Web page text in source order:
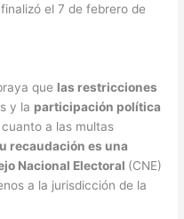
el 7 de febrero de
que las restricciones
y la participación política
cuanto a las multas
recaudación es una
Nacional Electoral (CNE)
a la jurisdicción de la